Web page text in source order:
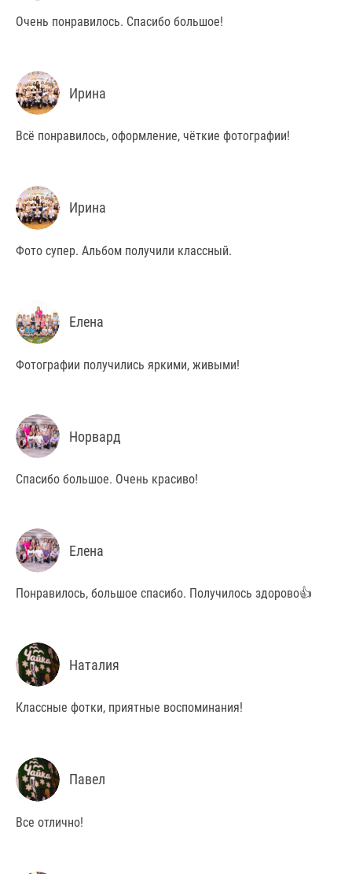
Очень понравилось. Спасибо большое!
Ирина
Всё понравилось, оформление, чёткие фотографии!
Ирина
Фото супер. Альбом получили классный.
Елена
Фотографии получились яркими, живыми!
Норвард
Спасибо большое. Очень красиво!
Елена
Понравилось, большое спасибо. Получилось здорово👍
Наталия
Классные фотки, приятные воспоминания!
Павел
Все отлично!